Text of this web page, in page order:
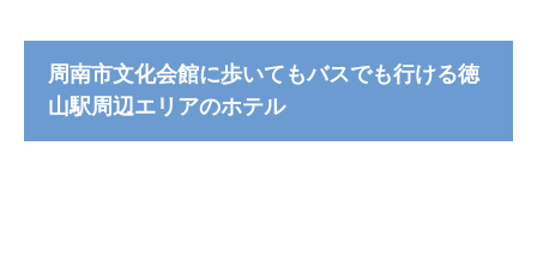
周南市文化会館に歩いてもバスでも行ける徳
山駅周辺エリアのホテル